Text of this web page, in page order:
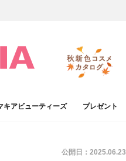
キアビューティーズ プレゼント
公開日： 2025.06.23